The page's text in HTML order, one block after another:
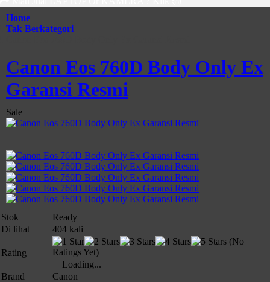
Home
Tak Berkategori
Canon Eos 760D Body Only Ex
Garansi Resmi
Sale
Stok
Ready
Di lihat
404 kali
Rating
(No
Ratings Yet)
Loading...
Brand
Canon